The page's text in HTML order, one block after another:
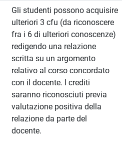
Gli studenti possono acquisire
ulteriori 3 cfu (da riconoscere
fra i 6 di ulteriori conoscenze)
redigendo una relazione
scritta su un argomento
relativo al corso concordato
con il docente. I crediti
saranno riconosciuti previa
valutazione positiva della
relazione da parte del
docente.